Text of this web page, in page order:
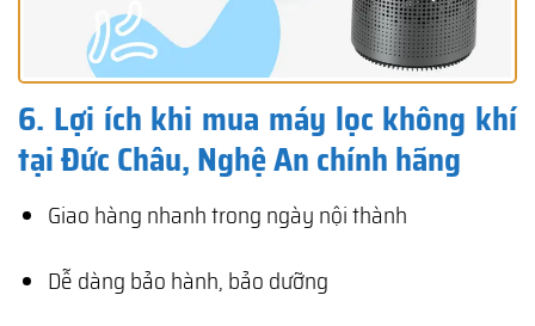
6. Lợi ích khi mua máy lọc không khí
tại Đức Châu, Nghệ An chính hãng
Giao hàng nhanh trong ngày nội thành
Dễ dàng bảo hành, bảo dưỡng